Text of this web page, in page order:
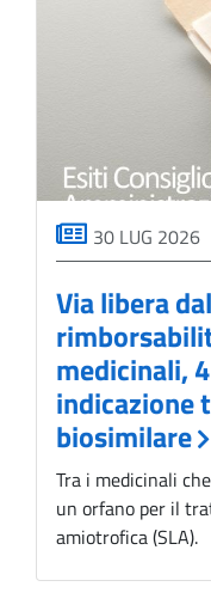
30 LUG 2026
Via libera
medicinali,
indicazione
biosimilare
Tra i medicinali
un orfano per il
amiotrofica (SLA).